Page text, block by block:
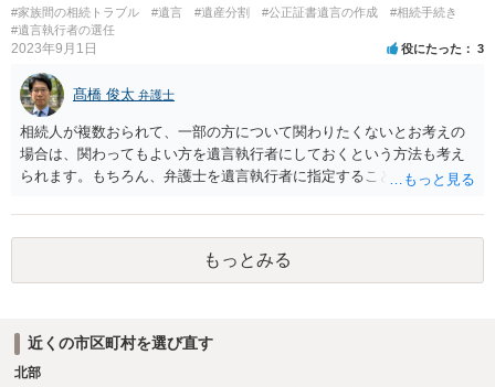
#家族間の相続トラブル #遺言 #遺産分割 #公正証書遺言の作成
#相続手続き
#遺言執行者の選任
2023年9月1日 役にたった 3
髙橋 俊太 弁護士
相続人が複数おられて、一部の方について関わりたくないとお考えの
場合は、関わってもよい方を遺言執行者にしておくという方法も考え
られます。もちろん、弁護士を遺言執行者に指定することもできます
方に再委任の権限を付与しておくという方法もあります。 一度、弁護
士に直接ご相談されることをお勧めいたします。
もっとみる
近くの市区町村を選び直す
北部